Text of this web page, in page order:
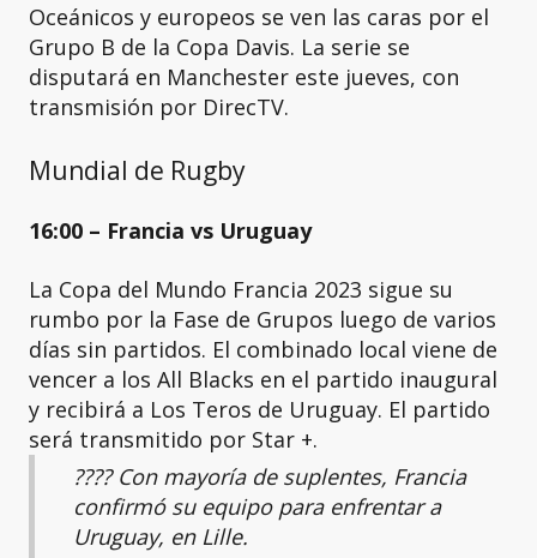
Oceánicos y europeos se ven las caras por el
Grupo B de la Copa Davis. La serie se
disputará en Manchester este jueves, con
transmisión por DirecTV.
Mundial de Rugby
16:00 – Francia vs Uruguay
La Copa del Mundo Francia 2023 sigue su
rumbo por la Fase de Grupos luego de varios
días sin partidos. El combinado local viene de
vencer a los All Blacks en el partido inaugural
y recibirá a Los Teros de Uruguay. El partido
será transmitido por Star +.
???? Con mayoría de suplentes, Francia
confirmó su equipo para enfrentar a
Uruguay, en Lille.